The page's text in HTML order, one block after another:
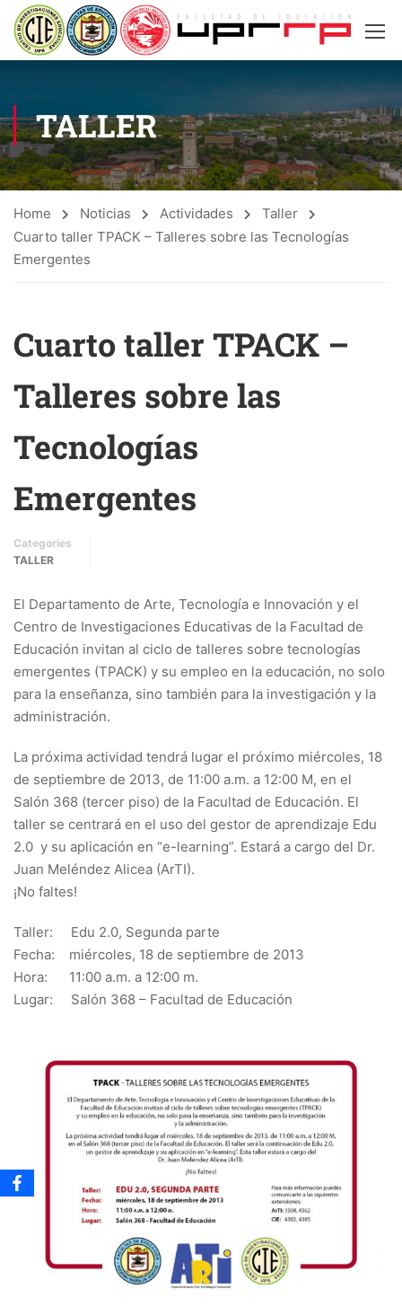
TALLER
Home Noticias Actividades
Taller
Cuarto taller TPACK – Talleres sobre las Tecnologías
Emergentes
Cuarto taller TPACK –
Talleres sobre las
Tecnologías
Emergentes
Categories
TALLER
El Departamento de Arte, Tecnología e Innovación y el
Centro de Investigaciones Educativas de la Facultad de
Educación invitan al ciclo de talleres sobre tecnologías
emergentes (TPACK) y su empleo en la educación, no solo
para la enseñanza, sino también para la investigación y la
administración.
La próxima actividad tendrá lugar el próximo miércoles, 18
de septiembre de 2013, de 11:00 a.m. a 12:00 M, en el
Salón 368 (tercer piso) de la Facultad de Educación. El
taller se centrará en el uso del gestor de aprendizaje Edu
2.0 y su aplicación en “e-learning”. Estará a cargo del Dr.
Juan Meléndez Alicea (ArTI).
¡No faltes!
Taller: Edu 2.0, Segunda parte
Fecha: miércoles, 18 de septiembre de 2013
Hora: 11:00 a.m. a 12:00 m.
Lugar: Salón 368 – Facultad de Educación